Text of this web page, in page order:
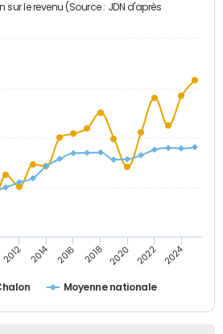
le revenu (Source : JDN d'après
Moyenne nationale
2012 2014 2016 2018 2020 2022 2024